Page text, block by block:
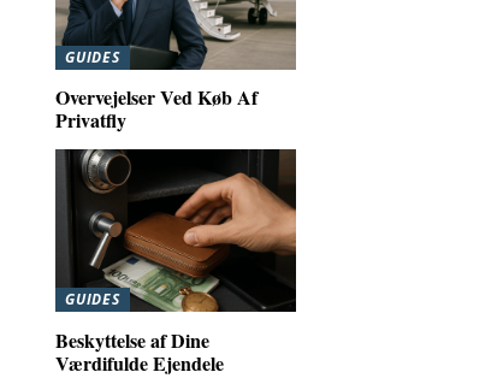
GUIDES
Overvejelser Ved Køb Af
Privatfly
GUIDES
Beskyttelse af Dine
Værdifulde Ejendele